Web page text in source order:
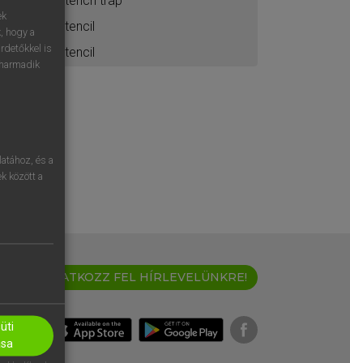
stencil
stencil
IRATKOZZ FEL HÍRLEVELÜNKRE!
hogy a
is
és a
között a